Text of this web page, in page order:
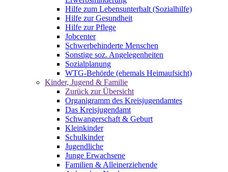
Hilfe zum Lebensunterhalt (Sozialhilfe)
Hilfe zur Gesundheit
Hilfe zur Pflege
Jobcenter
Schwerbehinderte Menschen
Sonstige soz. Angelegenheiten
Sozialplanung
WTG-Behörde (ehemals Heimaufsicht)
Kinder, Jugend & Familie
Zurück zur Übersicht
Organigramm des Kreisjugendamtes
Das Kreisjugendamt
Schwangerschaft & Geburt
Kleinkinder
Schulkinder
Jugendliche
Junge Erwachsene
Familien & Alleinerziehende